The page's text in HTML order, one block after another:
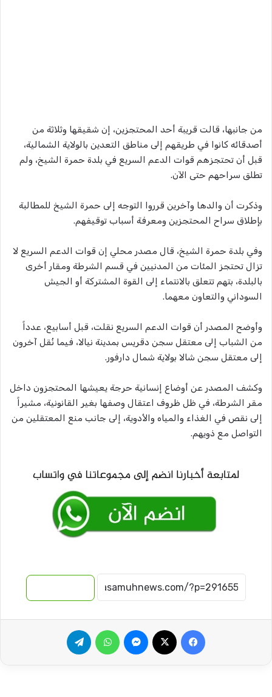
من جانبها، قالت قريبة أحد المحتجزين، إن شقيقها وثلاثة من
أصدقائه كانوا في طريقهم إلى مناطق التعدين بالولاية الشمالية،
قبل أن تحتجزهم قوات الدعم السريع في بلدة حمرة الشيخ، ولم
تطلق سراحهم حتى الآن.
وذكرت أن والدها وآخرين قرروا التوجه إلى حمرة الشيخ للمطالبة
بإطلاق سراح المحتجزين ومعرفة أسباب توقيفهم.
وفي بلدة حمرة الشيخ، قال مصدر محلي إن قوات الدعم السريع لا
تزال تحتجز المئات من المدنيين في قسم الشرطة ومقار أخرى
بالبلدة، بتهم تتعلق بالانتماء إلى القوة المشتركة أو الجيش
السوداني والتعاون معهما.
وأوضح المصدر أن قوات الدعم السريع نقلت، قبل أسابيع، عدداً
من الشباب إلى معتقل سجن دقريس بمدينة نيالا، فيما نُقل آخرون
إلى معتقل سجن شالا بولاية شمال دارفور.
وكشف المصدر عن أوضاع إنسانية حرجة يعيشها المحتجزون داخل
مقر الشرطة، في ظل ظروف اعتقال وصفها بغير القانونية، مشيراً
إلى نقص في الغذاء والمياه والأدوية، إلى جانب منع المعتقلين من
التواصل مع ذويهم.
فيسبوك ماسنجر واتساب